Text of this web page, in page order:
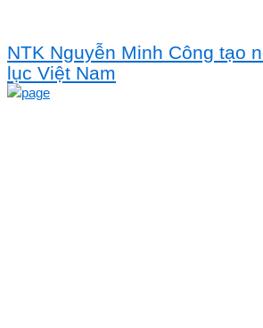
NTK Nguyễn Minh Công tạo
lục Việt Nam